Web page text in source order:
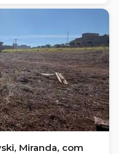
Miranda, com